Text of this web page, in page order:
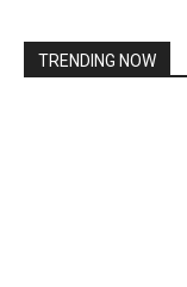
TRENDING NOW